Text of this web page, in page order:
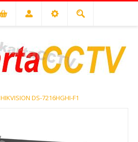
HIKVISION DS-7216HGHI-F1